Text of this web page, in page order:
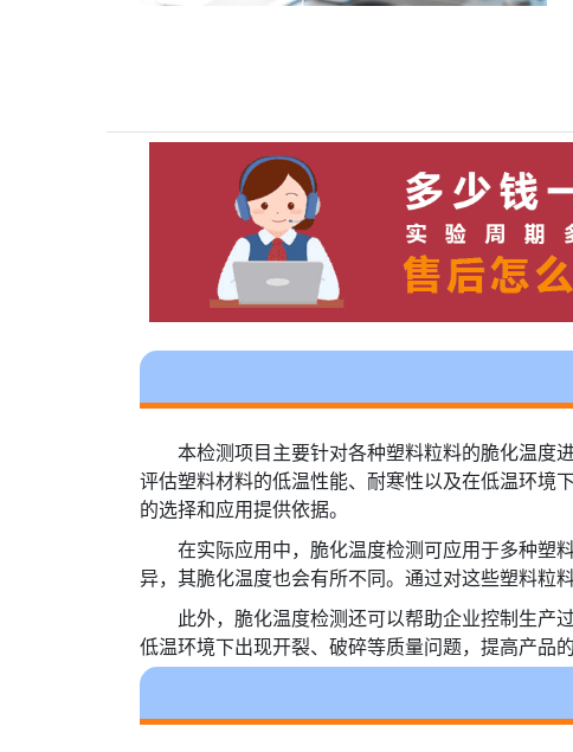
本检测项目主要针对各种塑料粒料的脆化温度
评估塑料材料的低温性能、耐寒性以及在低温环境
的选择和应用提供依据。
在实际应用中，脆化温度检测可应用于多种塑
异，其脆化温度也会有所不同。通过对这些塑料粒
此外，脆化温度检测还可以帮助企业控制生产
低温环境下出现开裂、破碎等质量问题，提高产品